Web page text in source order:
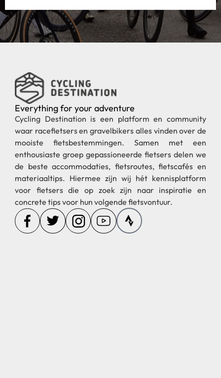
Everything for your adventure
Cycling Destination is een platform en community
waar racefietsers en gravelbikers alles vinden over de
mooiste fietsbestemmingen. Samen met een
enthousiaste groep gepassioneerde fietsers delen we
de beste accommodaties, fietsroutes, fietscafés en
materiaaltips. Hiermee zijn wij hét kennisplatform
voor fietsers die op zoek zijn naar inspiratie en
concrete tips voor hun volgende fietsvontuur.